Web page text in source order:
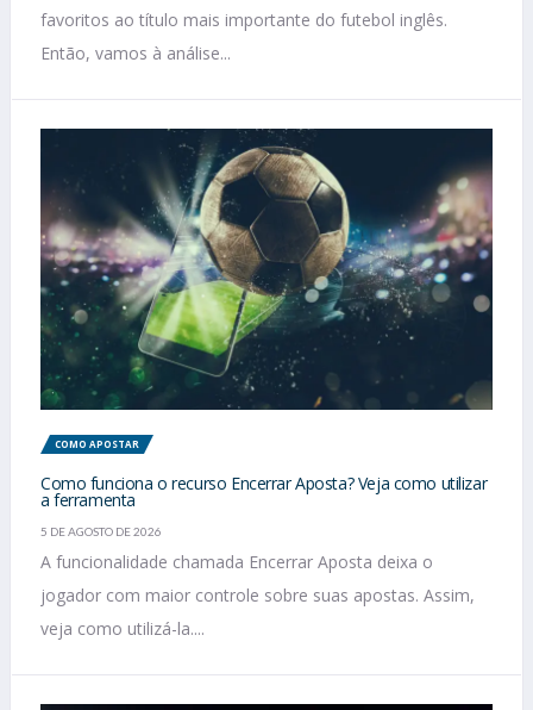
favoritos ao título mais importante do futebol inglês.
Então, vamos à análise...
COMO APOSTAR
Como funciona o recurso Encerrar Aposta? Veja como utilizar
a ferramenta
5 DE AGOSTO DE 2026
A funcionalidade chamada Encerrar Aposta deixa o
jogador com maior controle sobre suas apostas. Assim,
veja como utilizá-la....